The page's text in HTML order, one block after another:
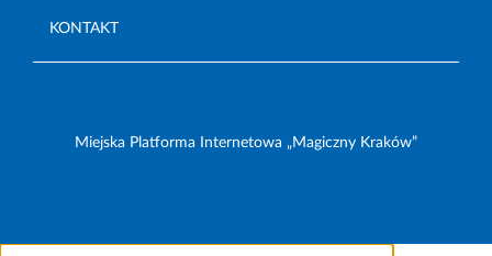
KONTAKT
Miejska Platforma Internetowa „Magiczny Kraków”